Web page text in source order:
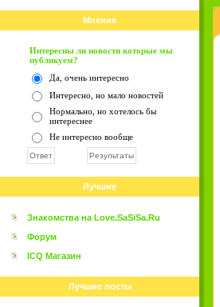
Мнение
Интересны ли новости которые мы
публикуем?
Да, очень интересно
Интересно, но мало новостей
Нормально, но хотелось бы
интереснее
Не интересно вообще
Лучшие
Знакомства на Love.SaSiSa.Ru
Форум
ICQ Магазин
Лучшие посты